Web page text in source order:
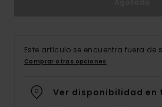
Este artículo se encuentra fuera de
Comprar otras opciones
Ver disponibilidad en